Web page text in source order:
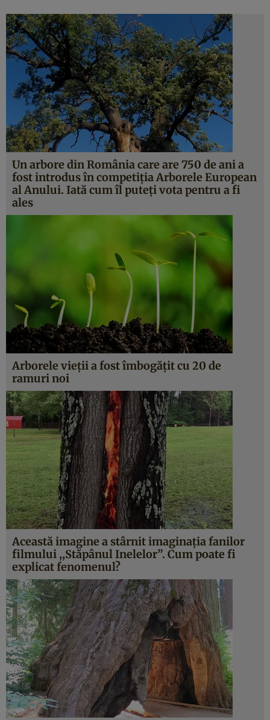
Un arbore din România care are 750 de ani a
fost introdus în competiţia Arborele European
al Anului. Iată cum îl puteţi vota pentru a fi
ales
Arborele vieţii a fost îmbogăţit cu 20 de
ramuri noi
Această imagine a stârnit imaginaţia fanilor
filmului ,,Stăpânul Inelelor”. Cum poate fi
explicat fenomenul?